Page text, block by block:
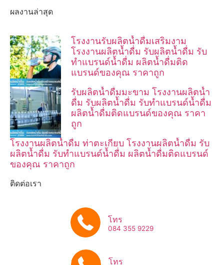
ผลงานล่าสุด
โรงงานรับผลิตน้ำดื่มเสริมงาม
โรงงานผลิตน้ำดื่ม รับผลิตน้ำดื่ม รับ
ทำแบรนด์น้ำดื่ม ผลิตน้ำดื่มติด
แบรนด์ของคุณ ราคาถูก
รับผลิตน้ำดื่มมะขาม โรงงานผลิตน้ำ
ดื่ม รับผลิตน้ำดื่ม รับทำแบรนด์น้ำดื่ม
ผลิตน้ำดื่มติดแบรนด์ของคุณ ราคา
ถูก
โรงงานผลิตน้ำดื่ม ท่าตะเกียบ โรงงานผลิตน้ำดื่ม รับ
ผลิตน้ำดื่ม รับทำแบรนด์น้ำดื่ม ผลิตน้ำดื่มติดแบรนด์
ของคุณ ราคาถูก
ติดต่อเรา
โทร
084 355 9229
โทร